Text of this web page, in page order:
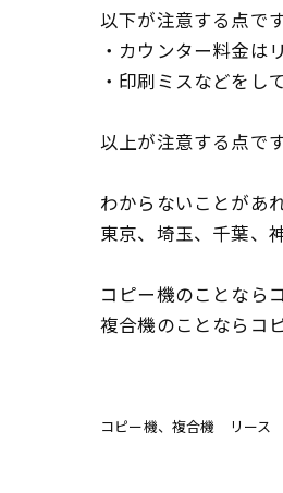
以下が注意する点です
・カウンター料金は
・印刷ミスなどをし
以上が注意する点です
わからないことがあ
東京、埼玉、千葉、
コピー機のことなら
複合機のことならコ
コピー機、複合機 リース